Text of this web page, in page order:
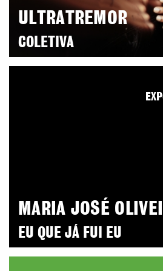
ULTRATREMOR
COLETIVA
MARIA JOSÉ
EU QUE JÁ FUI EU